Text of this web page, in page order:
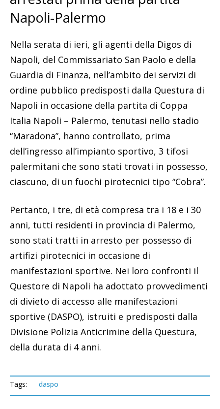
Napoli-Palermo
Nella serata di ieri, gli agenti della Digos di
Napoli, del Commissariato San Paolo e della
Guardia di Finanza, nell’ambito dei servizi di
ordine pubblico predisposti dalla Questura di
Napoli in occasione della partita di Coppa
Italia Napoli – Palermo, tenutasi nello stadio
“Maradona”, hanno controllato, prima
dell’ingresso all’impianto sportivo, 3 tifosi
palermitani che sono stati trovati in possesso,
ciascuno, di un fuochi pirotecnici tipo “Cobra”.
Pertanto, i tre, di età compresa tra i 18 e i 30
anni, tutti residenti in provincia di Palermo,
sono stati tratti in arresto per possesso di
artifizi pirotecnici in occasione di
manifestazioni sportive. Nei loro confronti il
Questore di Napoli ha adottato provvedimenti
di divieto di accesso alle manifestazioni
sportive (DASPO), istruiti e predisposti dalla
Divisione Polizia Anticrimine della Questura,
della durata di 4 anni.
Tags: daspo